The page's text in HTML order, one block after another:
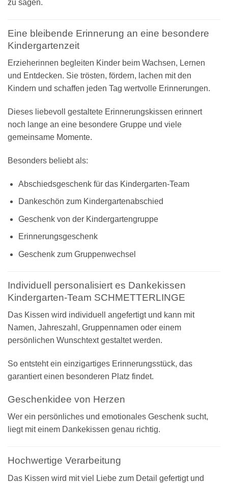
zu sagen.
Eine bleibende Erinnerung an eine besondere
Kindergartenzeit
Erzieherinnen begleiten Kinder beim Wachsen, Lernen
und Entdecken. Sie trösten, fördern, lachen mit den
Kindern und schaffen jeden Tag wertvolle Erinnerungen.
Dieses liebevoll gestaltete Erinnerungskissen erinnert
noch lange an eine besondere Gruppe und viele
gemeinsame Momente.
Besonders beliebt als:
Abschiedsgeschenk für das Kindergarten-Team
Dankeschön zum Kindergartenabschied
Geschenk von der Kindergartengruppe
Erinnerungsgeschenk
Geschenk zum Gruppenwechsel
Individuell personalisiert es Dankekissen
Kindergarten-Team SCHMETTERLINGE
Das Kissen wird individuell angefertigt und kann mit
Namen, Jahreszahl, Gruppennamen oder einem
persönlichen Wunschtext gestaltet werden.
So entsteht ein einzigartiges Erinnerungsstück, das
garantiert einen besonderen Platz findet.
Geschenkidee von Herzen
Wer ein persönliches und emotionales Geschenk sucht,
liegt mit einem Dankekissen genau richtig.
Hochwertige Verarbeitung
Das Kissen wird mit viel Liebe zum Detail gefertigt und